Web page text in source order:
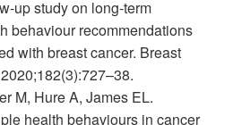
up study on long-term
behaviour recommendations
with breast cancer. Breast
M, Hure A, James EL.
health behaviours in cancer